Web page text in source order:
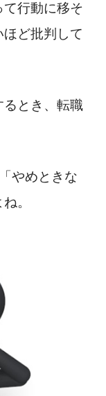
行動に移そ
ど批判して
とき、転職
やめときな
。